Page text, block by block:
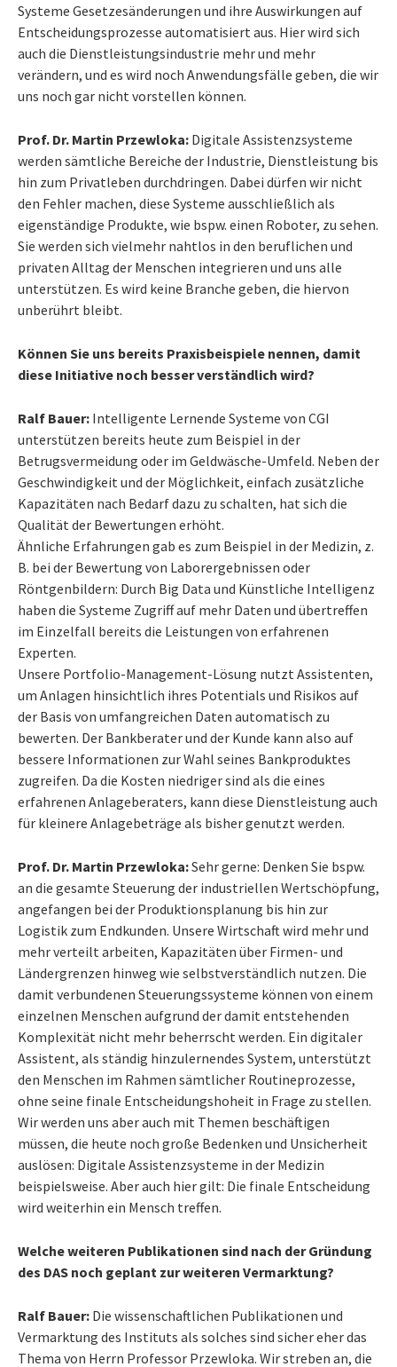
Systeme Gesetzesänderungen und ihre Auswirkungen auf
Entscheidungsprozesse automatisiert aus. Hier wird sich
auch die Dienstleistungsindustrie mehr und mehr
verändern, und es wird noch Anwendungsfälle geben, die wir
uns noch gar nicht vorstellen können.
Prof. Dr. Martin Przewloka: Digitale Assistenzsysteme
werden sämtliche Bereiche der Industrie, Dienstleistung bis
hin zum Privatleben durchdringen. Dabei dürfen wir nicht
den Fehler machen, diese Systeme ausschließlich als
eigenständige Produkte, wie bspw. einen Roboter, zu sehen.
Sie werden sich vielmehr nahtlos in den beruflichen und
privaten Alltag der Menschen integrieren und uns alle
unterstützen. Es wird keine Branche geben, die hiervon
unberührt bleibt.
Können Sie uns bereits Praxisbeispiele nennen, damit
diese Initiative noch besser verständlich wird?
Ralf Bauer: Intelligente Lernende Systeme von CGI
unterstützen bereits heute zum Beispiel in der
Betrugsvermeidung oder im Geldwäsche-Umfeld. Neben der
Geschwindigkeit und der Möglichkeit, einfach zusätzliche
Kapazitäten nach Bedarf dazu zu schalten, hat sich die
Qualität der Bewertungen erhöht.
Ähnliche Erfahrungen gab es zum Beispiel in der Medizin, z.
B. bei der Bewertung von Laborergebnissen oder
Röntgenbildern: Durch Big Data und Künstliche Intelligenz
haben die Systeme Zugriff auf mehr Daten und übertreffen
im Einzelfall bereits die Leistungen von erfahrenen
Experten.
Unsere Portfolio-Management-Lösung nutzt Assistenten,
um Anlagen hinsichtlich ihres Potentials und Risikos auf
der Basis von umfangreichen Daten automatisch zu
bewerten. Der Bankberater und der Kunde kann also auf
bessere Informationen zur Wahl seines Bankproduktes
zugreifen. Da die Kosten niedriger sind als die eines
erfahrenen Anlageberaters, kann diese Dienstleistung auch
für kleinere Anlagebeträge als bisher genutzt werden.
Prof. Dr. Martin Przewloka:Sehr gerne: Denken Sie bspw.
an die gesamte Steuerung der industriellen Wertschöpfung,
angefangen bei der Produktionsplanung bis hin zur
Logistik zum Endkunden. Unsere Wirtschaft wird mehr und
mehr verteilt arbeiten, Kapazitäten über Firmen- und
Ländergrenzen hinweg wie selbstverständlich nutzen. Die
damit verbundenen Steuerungssysteme können von einem
einzelnen Menschen aufgrund der damit entstehenden
Komplexität nicht mehr beherrscht werden. Ein digitaler
Assistent, als ständig hinzulernendes System, unterstützt
den Menschen im Rahmen sämtlicher Routineprozesse,
ohne seine finale Entscheidungshoheit in Frage zu stellen.
Wir werden uns aber auch mit Themen beschäftigen
müssen, die heute noch große Bedenken und Unsicherheit
auslösen: Digitale Assistenzsysteme in der Medizin
beispielsweise. Aber auch hier gilt: Die finale Entscheidung
wird weiterhin ein Mensch treffen.
Welche weiteren Publikationen sind nach der Gründung
des DAS noch geplant zur weiteren Vermarktung?
Ralf Bauer: Die wissenschaftlichen Publikationen und
Vermarktung des Instituts als solches sind sicher eher das
Thema von Herrn Professor Przewloka. Wir streben an, die